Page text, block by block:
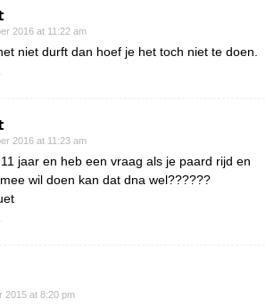
2016 at 11:22 am
niet durft dan hoef je het toch niet te doen.
2016 at 11:23 am
jaar en heb een vraag als je paard rijd en
wil doen kan dat dna wel??????
2015 at 8:20 pm